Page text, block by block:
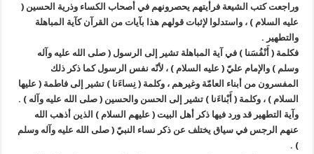
وراجعت كتب الشيعة فرأيتهم يحصرونهم في أصحاب الكساء وذرية الحسين (
عليه السلام ) ، واستدلوا لإثبات قولهم هذا بآيات من القرآن كآية المباهلة
والتطهير .
فكلمة ( أَنْفُسَنا ) في آية المباهلة تشير إلى الرسول ( صلى الله عليه وآله
وسلم ) والإمام عليّ ( عليه السلام ) ، لأنّه نفس الرسول كما ذكر ذلك
المفسرون من أبناء العامّة وغيرهم ، وكلمة ( نِساءَنا ) تشير إلى فاطمة ( عليها
السلام ) ، وكلمة ( أَبْناءَنا ) تشير إلى الحسن والحسين ( صلى الله عليه وآله ) .
وآية التطهير قد ورد فيها ذكر أهل البيت ( عليهم السلام ) الذين أذهب الله
عنهم الرجس في سياق يختلف عن ذكر نساء النبيّ ( صلى الله عليه وآله وسلم
) .